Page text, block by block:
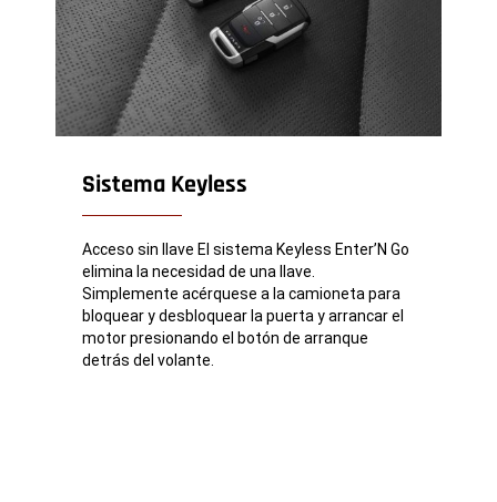
Sistema Keyless
Acceso sin llave El sistema Keyless Enter’N Go
elimina la necesidad de una llave.
Simplemente acérquese a la camioneta para
bloquear y desbloquear la puerta y arrancar el
motor presionando el botón de arranque
detrás del volante.